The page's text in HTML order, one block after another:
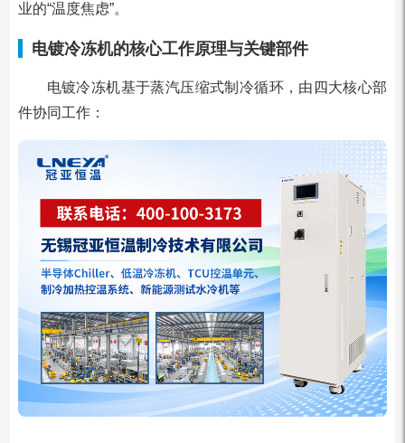
业的“温度焦虑”。
电镀冷冻机的核心工作原理与关键部件
电镀冷冻机基于蒸汽压缩式制冷循环，由四大核心部
件协同工作：